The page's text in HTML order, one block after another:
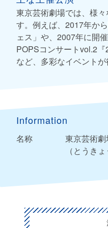
東京芸術劇場では、様
す。例えば、2017年か
ェス」や、2007年に開
POPSコンサートvol.2『
など、多彩なイベントが
Information
名称
東京芸術劇
（とうき